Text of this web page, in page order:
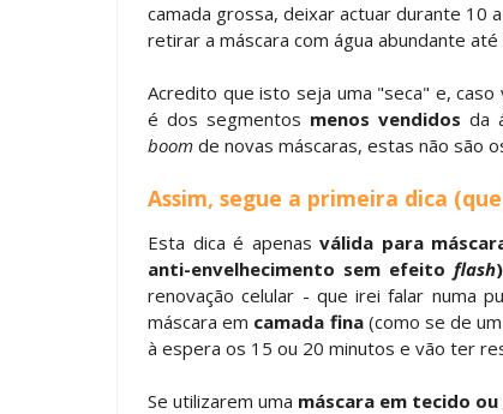
camada grossa, deixar actuar durante 10
retirar a máscara com água abundante
Acredito que isto seja uma "seca" e,
é dos segmentos menos vendidos da
boom de novas máscaras, estas não são
Assim, segue a primeira dica
Esta dica é apenasválida para
anti-envelhecimento sem efeito flash)
renovação celular - que irei falar numa
máscara em camada fina(como se de
à espera os 15 ou 20 minutos e vão ter
Se utilizarem uma máscara em tecido